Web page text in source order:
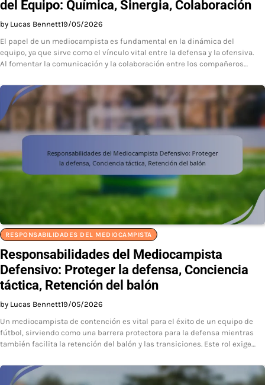
del Equipo: Química, Sinergia, Colaboración
by Lucas Bennett19/05/2026
El papel de un mediocampista es fundamental en la dinámica del
equipo, ya que sirve como el vínculo vital entre la defensa y la ofensiva.
Al fomentar la comunicación y la colaboración entre los compañeros…
RESPONSABILIDADES DEL MEDIOCAMPISTA
Responsabilidades del Mediocampista
Defensivo: Proteger la defensa, Conciencia
táctica, Retención del balón
by Lucas Bennett19/05/2026
Un mediocampista de contención es vital para el éxito de un equipo de
fútbol, sirviendo como una barrera protectora para la defensa mientras
también facilita la retención del balón y las transiciones. Este rol exige…